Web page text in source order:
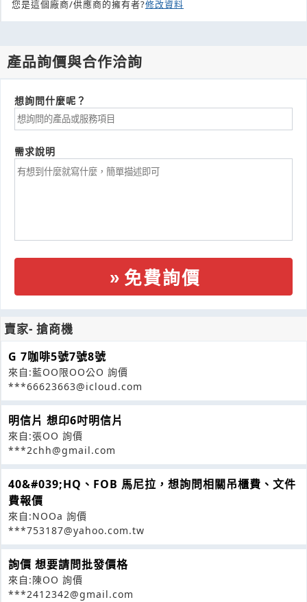
您是這個廠商/供應商的擁有者?修改資料
產品詢價與合作洽詢
想詢問什麼呢？
需求說明
免費詢價
賣家- 搶商機
G 7咖啡5號7號8號
來自:藍OO限OO公O 詢價
***66623663@icloud.com
明信片 想印6吋明信片
來自:張OO 詢價
***2chh@gmail.com
40&#039;HQ、FOB 馬尼拉，想詢問相關吊櫃費、文件
費報價
來自:NOOa 詢價
***753187@yahoo.com.tw
詢價 想要請問批發價格
來自:陳OO 詢價
***2412342@gmail.com